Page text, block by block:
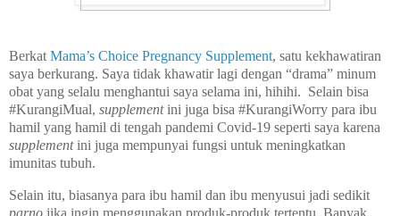
Berkat Mama’s Choice Pregnancy Supplement, satu kekhawatiran
saya berkurang. Saya tidak khawatir lagi dengan “drama” minum
obat yang selalu menghantui saya selama ini, hihihi. Selain bisa
#KurangiMual, supplementini juga bisa #KurangiWorry para ibu
hamil yang hamil di tengah pandemi Covid-19 seperti saya karena
supplementini juga mempunyai fungsi untuk meningkatkan
imunitas tubuh.
Selain itu, biasanya para ibu hamil dan ibu menyusui jadi sedikit
parno jika ingin menggunakan produk-produk tertentu. Banyak